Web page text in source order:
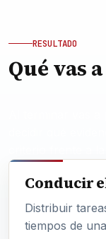
RESULTADO
Qué vas
Conducir
Distribuir
tiempos de